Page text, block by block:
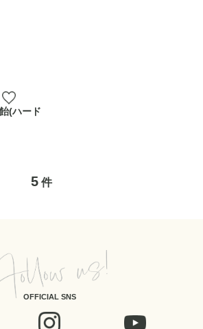
(ハード
5 件
OFFICIAL SNS